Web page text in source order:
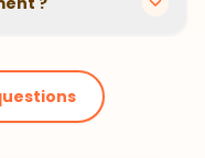
à 1,99€ par jour.
qui peut vous
!